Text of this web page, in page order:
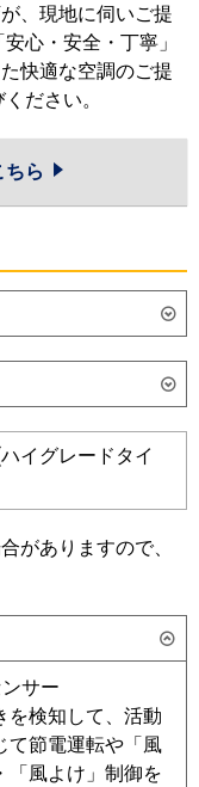
、現地に伺いご提
心・安全・丁寧」
快適な空調のご提
ださい。
ら
RPV-GP224RGHW1
RPV-
RPV-
AP224GHW6-
イグレードタイ
がありますので、
サー
を検知して、活動
て節電運転や「風
「風よけ」制御を